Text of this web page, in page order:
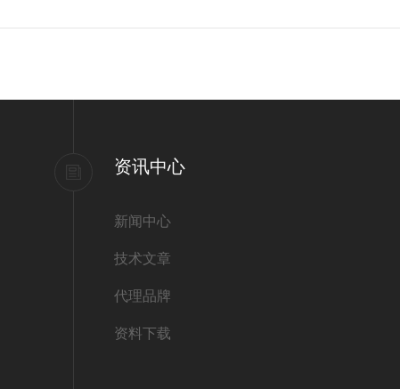
资讯中心
新闻中心
技术文章
代理品牌
资料下载